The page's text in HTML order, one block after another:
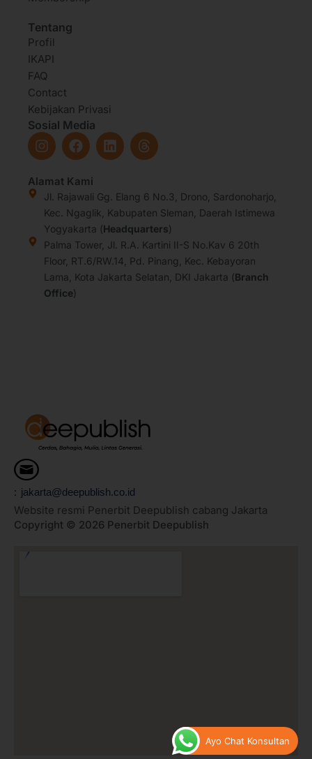
Tentang
Profil
IKAPI
FAQ
Contact
Kebijakan Privasi
Sosial Media
I
n
t
a
g
r
a
m
F
a
e
b
o
o
k
L
i
e
d
i
n
T
h
a
d
s
Alamat Kami
Jl. Rajawali Gg. Elang 6 No.3, Drono, Sardonoharjo,
Kec. Ngaglik, Kabupaten Sleman, Daerah Istimewa
Yogyakarta (Headquarters)
Palma Tower, Jl. R.A. Kartini II-S No.Kav 6 20th
Floor, RT.6/RW.14, Pd. Pinang, Kec. Kebayoran
Lama, Kota Jakarta Selatan, DKI Jakarta (Branch
Office)
: jakarta@deepublish.co.id
Website resmi Penerbit Deepublish cabang Jakarta
Copyright © 2026 Penerbit Deepublish
Ayo Chat Konsultan